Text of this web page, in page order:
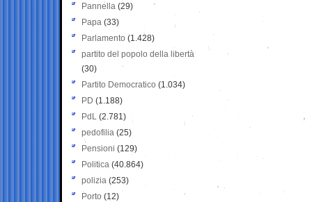
Pannella (29)
Papa (33)
Parlamento (1.428)
partito del popolo della libertà
(30)
Partito Democratico (1.034)
PD (1.188)
PdL (2.781)
pedofilia (25)
Pensioni (129)
Politica (40.864)
polizia (253)
Porto (12)